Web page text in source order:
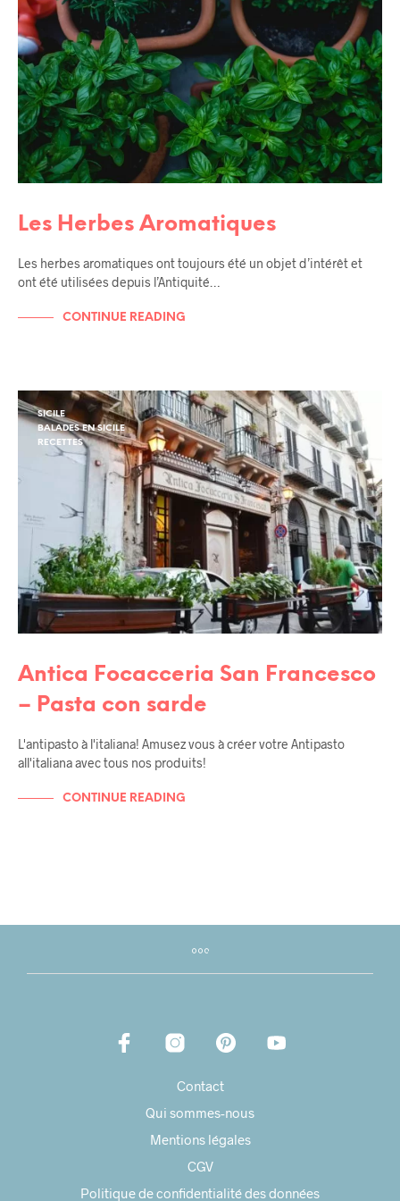
Les Herbes Aromatiques
Les herbes aromatiques ont toujours été un objet d’intérêt et
ont été utilisées depuis l’Antiquité…
CONTINUE READING
SICILE
BALADES EN SICILE
RECETTES
Antica Focacceria San Francesco
– Pasta con sarde
L'antipasto à l'italiana! Amusez vous à créer votre Antipasto
all'italiana avec tous nos produits!
CONTINUE READING
Contact
Qui sommes-nous
Mentions légales
CGV
Politique de confidentialité des données